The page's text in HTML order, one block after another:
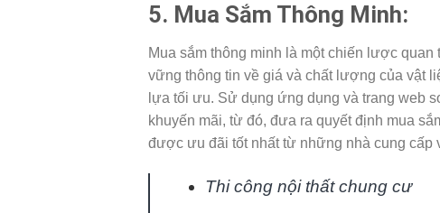
5. Mua Sắm Thông Minh:
Mua sắm thông minh là một chiến lược
vững thông tin về giá và chất lượng của vật
lựa tối ưu. Sử dụng ứng dụng và trang web
khuyến mãi, từ đó, đưa ra quyết định mua
được ưu đãi tốt nhất từ những nhà cung cấp
Thi công nội thất chung cư